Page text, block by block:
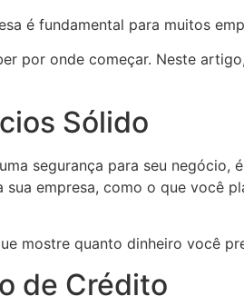
é fundamental para muitos
por onde começar. Neste
Sólido
segurança para seu negócio,
empresa, como o que você
mostre quanto dinheiro você
de Crédito